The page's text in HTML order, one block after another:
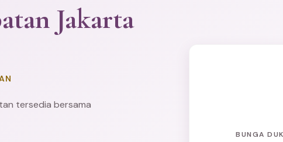
Jakarta
tersedia bersama
BUNGA